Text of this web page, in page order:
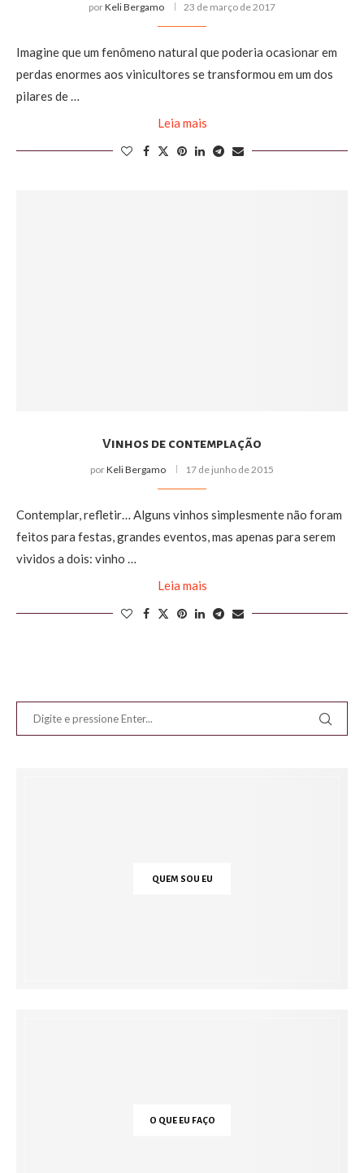
porKeli Bergamo 23 de março de 2017
Imagine que um fenômeno natural que poderia ocasionar em
perdas enormes aos vinicultores se transformou em um dos
pilares de …
Leia mais
Vinhos de contemplação
porKeli Bergamo 17 de junho de 2015
Contemplar, refletir… Alguns vinhos simplesmente não foram
feitos para festas, grandes eventos, mas apenas para serem
vividos a dois: vinho …
Leia mais
QUEM SOU EU
O QUE EU FAÇO